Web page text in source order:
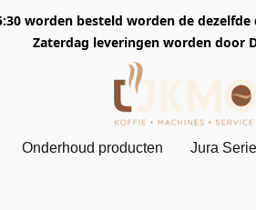
worden besteld worden de
Zaterdag leveringen worden door
Onderhoud producten Jura